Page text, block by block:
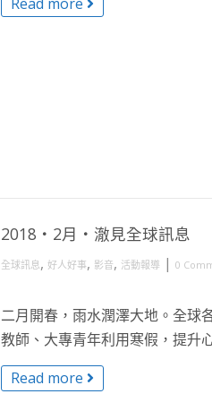
2018・2月・澈見全球訊息
全球訊息, 好人好事, 影音, 活動報導 | 0
二月開春，雨水潤澤大地。全球
教師、大專青年利用寒假，提升
Read more